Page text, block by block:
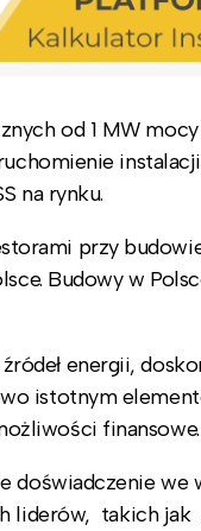
od 1 MW
na rynku.
przy
Budowy w
energii,
istotnym
finansowe.
doświadczenie we
liderów, takich jak